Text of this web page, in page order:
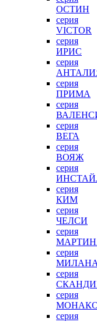
ОСТИН
серия
VICTOR
серия
ИРИС
серия
серия
ПРИМА
серия
серия
ВЕГА
серия
ВОЯЖ
серия
серия
КИМ
серия
ЧЕЛСИ
серия
серия
серия
серия
серия